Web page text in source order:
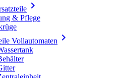

& Pflege
Vollautomaten 